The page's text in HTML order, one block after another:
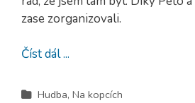
zase zorganizovali.
Číst dál ...
Hudba, Na kopcích